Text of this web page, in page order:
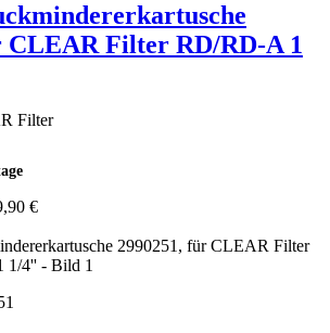
CLEAR Filter RD/RD-A 1
Filter
€